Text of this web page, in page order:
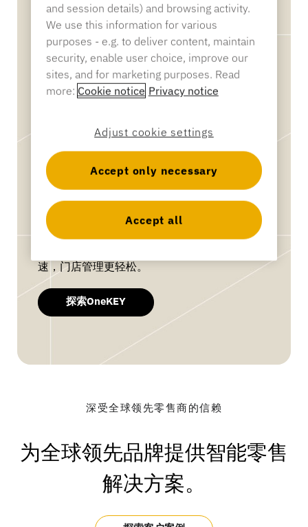
灯具制造商
OneKEY
您整个商店的访问流程
一个系统。一把钥匙——无论是实体钥匙还是移
速，门店管理更轻松。
探索OneKEY
深受全球领先零售商的信赖
为全球领先品牌提供智能零售
解决方案。
and session details) and browsing activity.
We use this information for various
purposes - e.g. to deliver content, maintain
security, enable user choice, improve our
sites, and for marketing purposes. Read
more: Cookie notice Privacy notice
Adjust cookie settings
Accept only necessary
Accept all